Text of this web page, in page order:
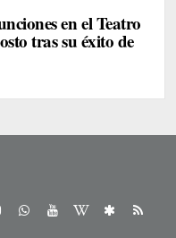
en el Teatro
tras su éxito de